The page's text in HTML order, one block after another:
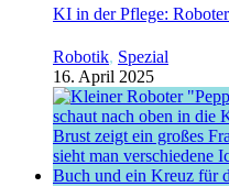
KI in der Pflege:
Robotik, Spezial
16. April 2025